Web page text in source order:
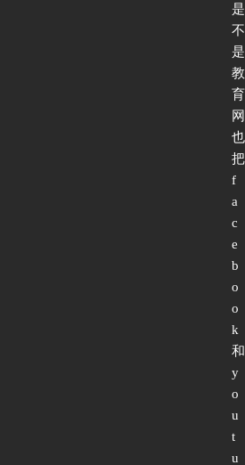
是
不
是
教
育
网
也
把
f
a
c
e
b
o
o
k
和
y
o
u
t
u